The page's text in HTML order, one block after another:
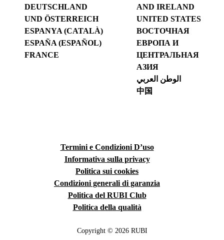
DEUTSCHLAND
UND ÖSTERREICH
ESPANYA (CATALÀ)
ESPAÑA (ESPAÑOL)
FRANCE
AND IRELAND
UNITED STATES
ВОСТОЧНАЯ
ЕВРОПА И
ЦЕНТРАЛЬНАЯ
АЗИЯ
الوطن العربي
中国
Termini e Condizioni D’uso
Informativa sulla privacy
Politica sui cookies
Condizioni generali di garanzia
Politica del RUBI Club
Politica della qualità
Copyright © 2026 RUBI